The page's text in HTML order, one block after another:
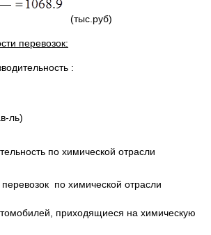
(тыс.руб)
перевозок:
:
ль)
по химической отрасли
по химической отрасли
приходящиеся на химическую